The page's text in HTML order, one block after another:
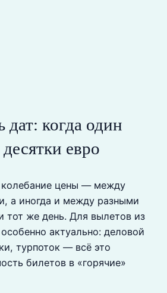
дат: когда один
евро
цены — между
а иногда и между разными
тот же день. Для вылетов из
актуально: деловой
турпоток — всё это
билетов в «горячие»